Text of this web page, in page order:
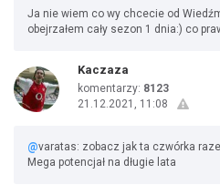
Ja nie wiem co wy chcecie od
obejrzałem cały sezon 1 dnia:) co
Kaczaza
komentarzy: 8123
21.12.2021, 11:08
@varatas: zobacz jak ta czwórka
Mega potencjał na długie lata